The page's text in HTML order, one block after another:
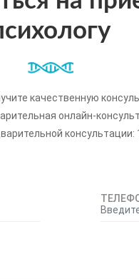
качественную
онлайн-
консультации: